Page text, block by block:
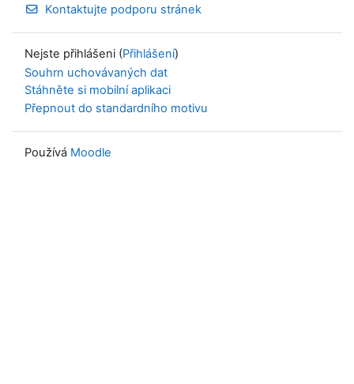
Kontaktujte podporu stránek
Nejste přihlášeni (Přihlášení)
Souhrn uchovávaných dat
Stáhněte si mobilní aplikaci
Přepnout do standardního motivu
Používá Moodle